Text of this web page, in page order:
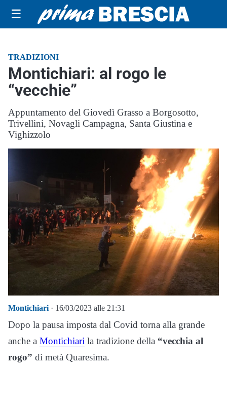
☰
TRADIZIONI
Montichiari: al rogo le
“vecchie”
Appuntamento del Giovedì Grasso a Borgosotto,
Trivellini, Novagli Campagna, Santa Giustina e
Vighizzolo
Montichiari · 16/03/2023 alle 21:31
Dopo la pausa imposta dal Covid torna alla grande
anche a Montichiari la tradizione della “vecchia al
rogo” di metà Quaresima.